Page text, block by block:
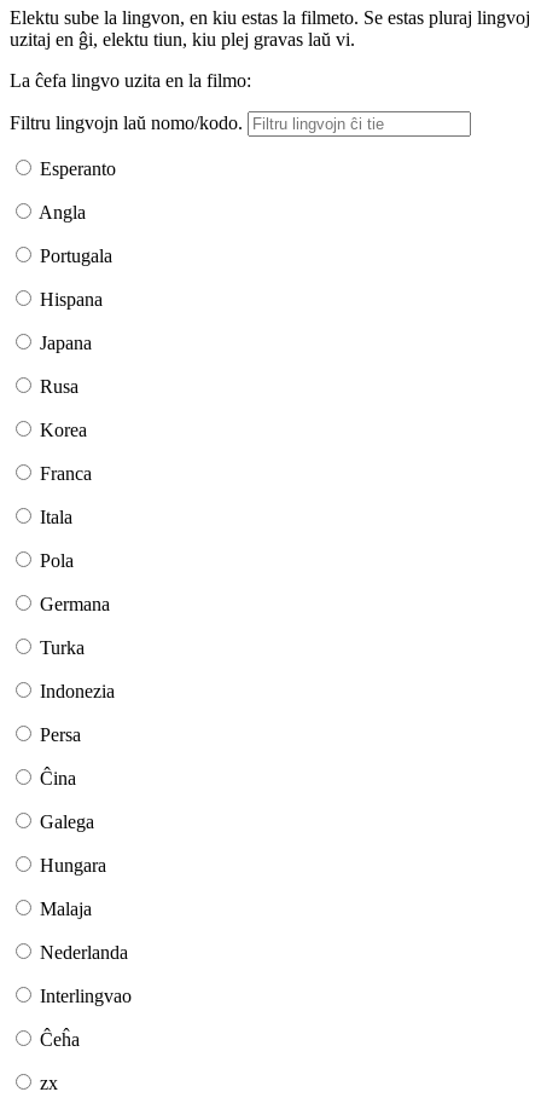
Elektu sube la lingvon, en kiu estas la filmeto. Se estas pluraj lingvoj
uzitaj en ĝi, elektu tiun, kiu plej gravas laŭ vi.
La ĉefa lingvo uzita en la filmo:
Filtru lingvojn laŭ nomo/kodo.
Esperanto
Angla
Portugala
Hispana
Japana
Rusa
Korea
Franca
Itala
Pola
Germana
Turka
Indonezia
Persa
Ĉina
Galega
Hungara
Malaja
Nederlanda
Interlingvao
Ĉeĥa
zx